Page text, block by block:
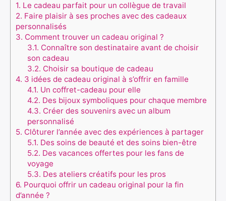
1. Le cadeau parfait pour un collègue de travail
2. Faire plaisir à ses proches avec des cadeaux
personnalisés
3. Comment trouver un cadeau original ?
3.1. Connaître son destinataire avant de choisir
son cadeau
3.2. Choisir sa boutique de cadeau
4. 3 idées de cadeau original à s’offrir en famille
4.1. Un coffret-cadeau pour elle
4.2. Des bijoux symboliques pour chaque membre
4.3. Créer des souvenirs avec un album
personnalisé
5. Clôturer l’année avec des expériences à partager
5.1. Des soins de beauté et des soins bien-être
5.2. Des vacances offertes pour les fans de
voyage
5.3. Des ateliers créatifs pour les pros
6. Pourquoi offrir un cadeau original pour la fin
d’année ?